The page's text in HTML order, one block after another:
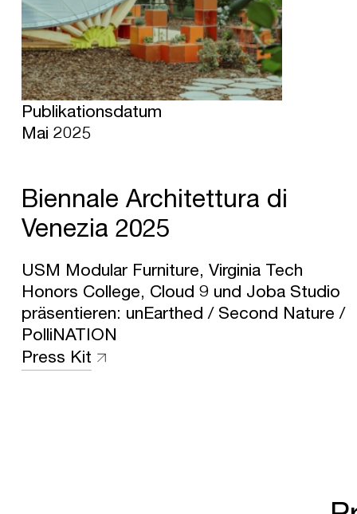
Publikationsdatum
Mai 2025
Biennale Architettura di
Venezia 2025
USM Modular Furniture, Virginia Tech
Honors College, Cloud 9 und Joba Studio
präsentieren: unEarthed / Second Nature /
PolliNATION
Press Kit